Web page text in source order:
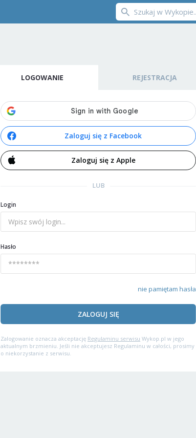
LOGOWANIE REJESTRACJA
Zaloguj się z Facebook
Zaloguj się z Apple
LUB
Login
Hasło
nie pamiętam hasła
ZALOGUJ SIĘ
Zalogowanie oznacza akceptację Regulaminu serwisu Wykop.pl w jego
aktualnym brzmieniu. Jeśli nie akceptujesz Regulaminu w całości, prosimy
o niekorzystanie z serwisu.